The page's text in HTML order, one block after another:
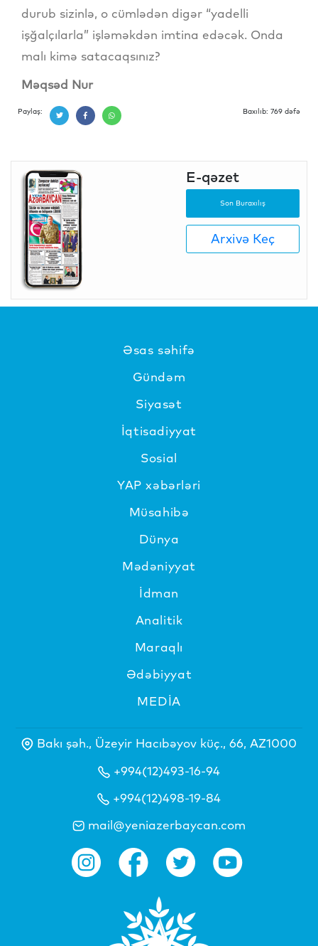
durub sizinlə, o cümlədən digər “yadelli
işğalçılarla” işləməkdən imtina edəcək. Onda
malı kimə satacaqsınız?
Məqsəd Nur
Paylaş: Baxılıb: 769 dəfə
E-qəzet
Son Buraxılış
Arxivə Keç
Əsas səhifə
Gündəm
Siyasət
İqtisadiyyat
Sosial
YAP xəbərləri
Müsahibə
Dünya
Mədəniyyat
İdman
Analitik
Maraqlı
Ədəbiyyat
MEDİA
Bakı şəh., Üzeyir Hacıbəyov küç., 66, AZ1000
+994(12)493-16-94
+994(12)498-19-84
mail@yeniazerbaycan.com